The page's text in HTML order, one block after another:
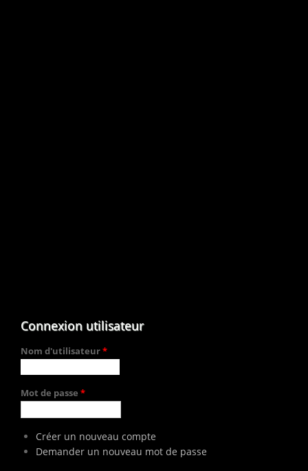
Connexion utilisateur
Nom d'utilisateur*
Mot de passe *
Créer un nouveau compte
Demander un nouveau mot de passe